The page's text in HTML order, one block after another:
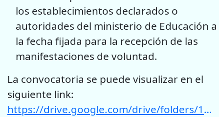
los establecimientos declarados o
autoridades del ministerio de Educación a
la fecha fijada para la recepción de las
manifestaciones de voluntad.
La convocatoria se puede visualizar en el
siguiente link:
https://drive.google.com/drive/folders/1qQ1NE8TYFkHTdnfLkIUWYZji6iv3gvCq